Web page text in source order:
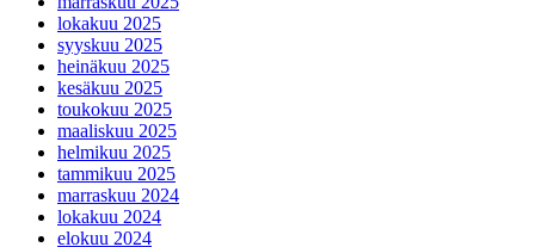
lokakuu 2025
syyskuu 2025
heinäkuu 2025
kesäkuu 2025
toukokuu 2025
maaliskuu 2025
helmikuu 2025
tammikuu 2025
marraskuu 2024
lokakuu 2024
elokuu 2024